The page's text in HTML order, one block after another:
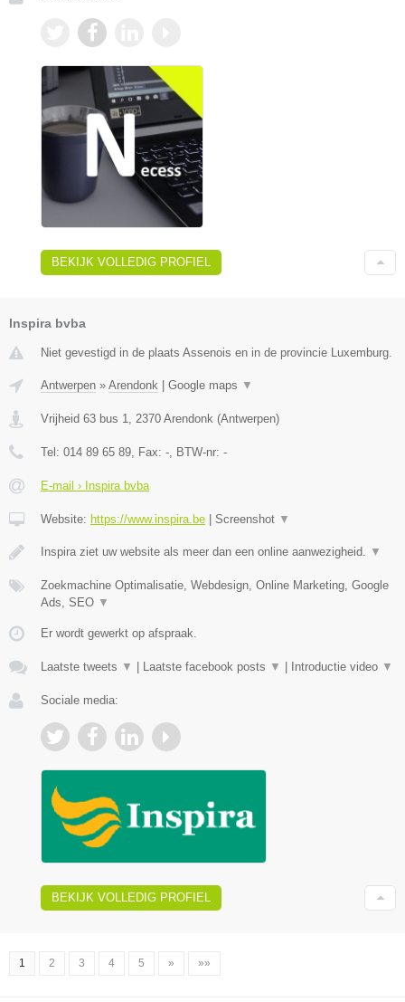
BEKIJK VOLLEDIG PROFIEL
Inspira bvba
Niet gevestigd in de plaats Assenois en in de provincie Luxemburg.
Antwerpen » Arendonk Google maps ▼
Vrijheid 63 bus 1 2370 Arendonk (Antwerpen)
Tel: 014 89 65 89 , Fax: - , BTW-nr: -
E-mail › Inspira bvba
Website: https://www.inspira.be Screenshot ▼
Inspira ziet uw website als meer dan een online aanwezigheid. ▼
Zoekmachine Optimalisatie, Webdesign, Online Marketing, Google
Ads, SEO ▼
Er wordt gewerkt op afspraak.
Laatste tweets ▼ Laatste facebook posts ▼ Introductie video ▼
Sociale media:
BEKIJK VOLLEDIG PROFIEL
1 2 3 4 5 » »»